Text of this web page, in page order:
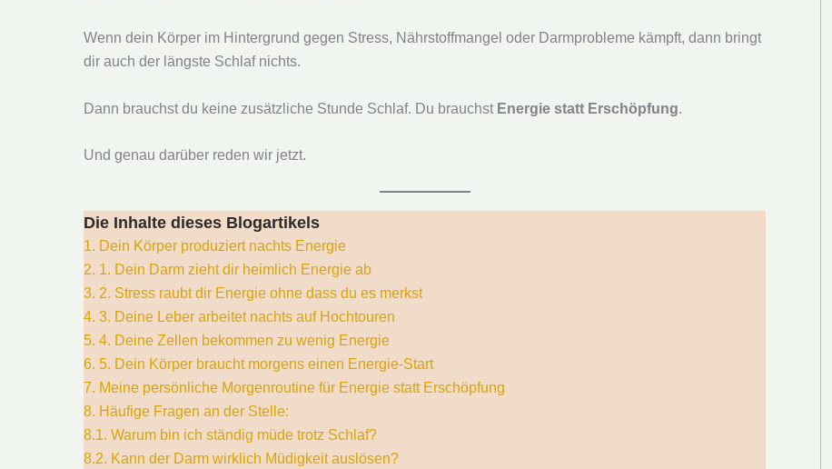
Wenn dein Körper im Hintergrund gegen Stress, Nährstoffmangel oder Darmprobleme kämpft, dann bringt
dir auch der längste Schlaf nichts.
Dann brauchst du keine zusätzliche Stunde Schlaf. Du brauchst Energie statt Erschöpfung.
Und genau darüber reden wir jetzt.
Die Inhalte dieses Blogartikels
1. Dein Körper produziert nachts Energie
2. 1. Dein Darm zieht dir heimlich Energie ab
3. 2. Stress raubt dir Energie ohne dass du es merkst
4. 3. Deine Leber arbeitet nachts auf Hochtouren
5. 4. Deine Zellen bekommen zu wenig Energie
6. 5. Dein Körper braucht morgens einen Energie-Start
7. Meine persönliche Morgenroutine für Energie statt Erschöpfung
8. Häufige Fragen an der Stelle:
8.1. Warum bin ich ständig müde trotz Schlaf?
8.2. Kann der Darm wirklich Müdigkeit auslösen?